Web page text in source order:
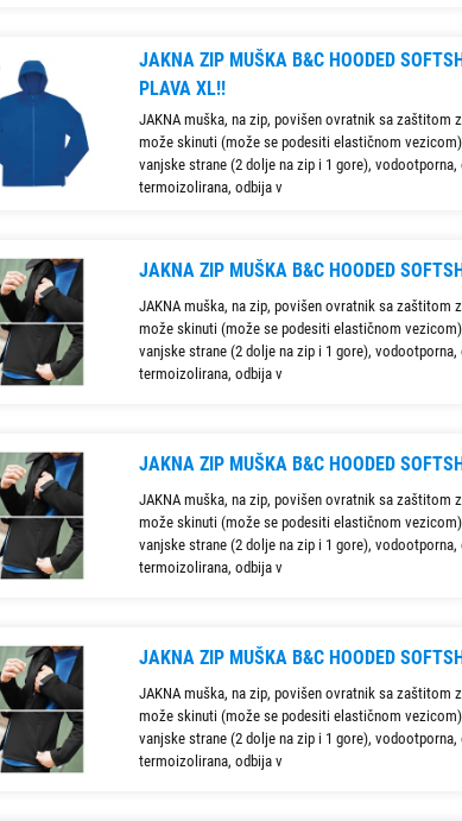
JAKNA ZIP MUŠKA B&C HOODED
PLAVA XL!!
JAKNA muška, na zip, povišen ovratnik sa zaštitom
može skinuti (može se podesiti elastičnom
vanjske strane (2 dolje na zip i 1 gore), vodootporna,
termoizolirana, odbija v
JAKNA ZIP MUŠKA B&C HOODED
JAKNA muška, na zip, povišen ovratnik sa zaštitom
može skinuti (može se podesiti elastičnom
vanjske strane (2 dolje na zip i 1 gore), vodootporna,
termoizolirana, odbija v
JAKNA ZIP MUŠKA B&C HOODED
JAKNA muška, na zip, povišen ovratnik sa zaštitom
može skinuti (može se podesiti elastičnom
vanjske strane (2 dolje na zip i 1 gore), vodootporna,
termoizolirana, odbija v
JAKNA ZIP MUŠKA B&C HOODED
JAKNA muška, na zip, povišen ovratnik sa zaštitom
može skinuti (može se podesiti elastičnom
vanjske strane (2 dolje na zip i 1 gore), vodootporna,
termoizolirana, odbija v